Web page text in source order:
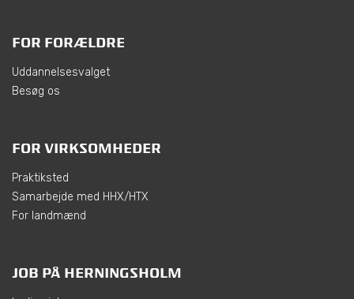
FOR FORÆLDRE
Uddannelsesvalget
Besøg os
FOR VIRKSOMHEDER
Praktiksted
Samarbejde med HHX/HTX
For landmænd
JOB PÅ HERNINGSHOLM